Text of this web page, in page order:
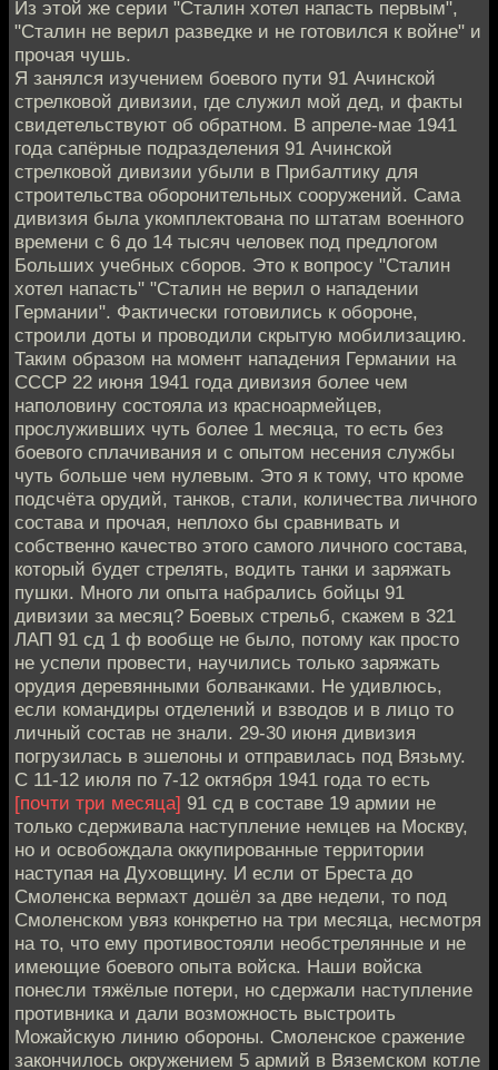
Из этой же серии "Сталин хотел напасть первым",
"Сталин не верил разведке и не готовился к войне" и
прочая чушь.
Я занялся изучением боевого пути 91 Ачинской
стрелковой дивизии, где служил мой дед, и факты
свидетельствуют об обратном. В апреле-мае 1941
года сапёрные подразделения 91 Ачинской
стрелковой дивизии убыли в Прибалтику для
строительства оборонительных сооружений. Сама
дивизия была укомплектована по штатам военного
времени с 6 до 14 тысяч человек под предлогом
Больших учебных сборов. Это к вопросу "Сталин
хотел напасть" "Сталин не верил о нападении
Германии". Фактически готовились к обороне,
строили доты и проводили скрытую мобилизацию.
Таким образом на момент нападения Германии на
СССР 22 июня 1941 года дивизия более чем
наполовину состояла из красноармейцев,
прослуживших чуть более 1 месяца, то есть без
боевого сплачивания и с опытом несения службы
чуть больше чем нулевым. Это я к тому, что кроме
подсчёта орудий, танков, стали, количества личного
состава и прочая, неплохо бы сравнивать и
собственно качество этого самого личного состава,
который будет стрелять, водить танки и заряжать
пушки. Много ли опыта набрались бойцы 91
дивизии за месяц? Боевых стрельб, скажем в 321
ЛАП 91 сд 1 ф вообще не было, потому как просто
не успели провести, научились только заряжать
орудия деревянными болванками. Не удивлюсь,
если командиры отделений и взводов и в лицо то
личный состав не знали. 29-30 июня дивизия
погрузилась в эшелоны и отправилась под Вязьму.
С 11-12 июля по 7-12 октября 1941 года то есть
[почти три месяца] 91 сд в составе 19 армии не
только сдерживала наступление немцев на Москву,
но и освобождала оккупированные территории
наступая на Духовщину. И если от Бреста до
Смоленска вермахт дошёл за две недели, то под
Смоленском увяз конкретно на три месяца, несмотря
на то, что ему противостояли необстрелянные и не
имеющие боевого опыта войска. Наши войска
понесли тяжёлые потери, но сдержали наступление
противника и дали возможность выстроить
Можайскую линию обороны. Смоленское сражение
закончилось окружением 5 армий в Вяземском котле